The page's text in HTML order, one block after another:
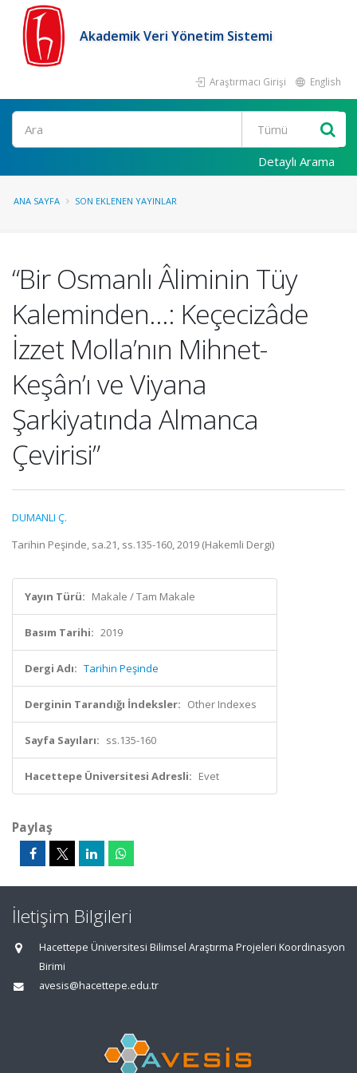
Akademik Veri Yönetim Sistemi
Araştırmacı Girişi English
Ara
Detaylı Arama
ANA SAYFA SON EKLENEN YAYINLAR
“Bir Osmanlı Âliminin Tüy
Kaleminden…: Keçecizâde
İzzet Molla’nın Mihnet-
Keşân’ı ve Viyana
Şarkiyatında Almanca
Çevirisi”
DUMANLI Ç.
Tarihin Peşinde, sa.21, ss.135-160, 2019 (Hakemli Dergi)
Yayın Türü: Makale / Tam Makale
Basım Tarihi: 2019
Dergi Adı: Tarihin Peşinde
Derginin Tarandığı İndeksler: Other Indexes
Sayfa Sayıları: ss.135-160
Hacettepe Üniversitesi Adresli: Evet
Paylaş
İletişim Bilgileri
Hacettepe Üniversitesi Bilimsel Araştırma Projeleri Koordinasyon
Birimi
avesis@hacettepe.edu.tr